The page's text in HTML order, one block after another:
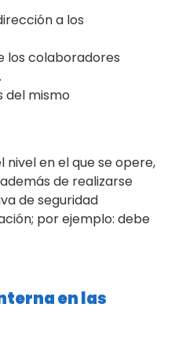
a los
los colaboradores
del mismo
nivel en el que se opere,
además de realizarse
de seguridad
por ejemplo: debe
en las